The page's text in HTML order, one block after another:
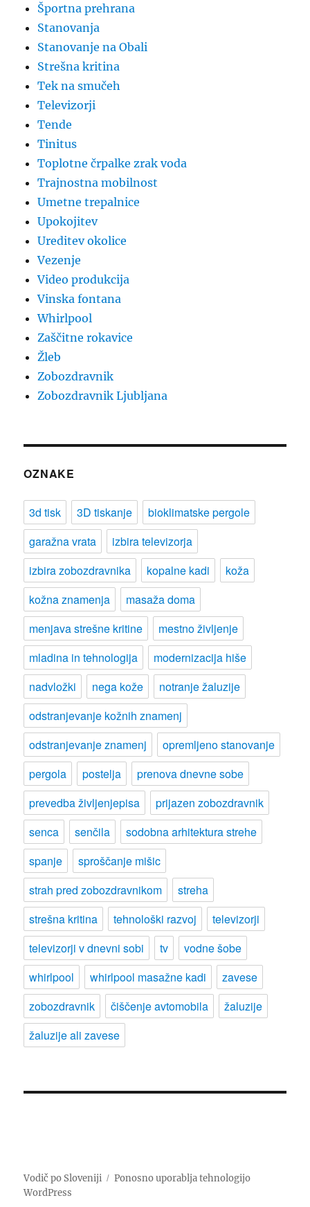
Športna prehrana
Stanovanja
Stanovanje na Obali
Strešna kritina
Tek na smučeh
Televizorji
Tende
Tinitus
Toplotne črpalke zrak voda
Trajnostna mobilnost
Umetne trepalnice
Upokojitev
Ureditev okolice
Vezenje
Video produkcija
Vinska fontana
Whirlpool
Zaščitne rokavice
Žleb
Zobozdravnik
Zobozdravnik Ljubljana
OZNAKE
3d tisk 3D tiskanje
bioklimatske pergole
garažna vrata
izbira televizorja
izbira zobozdravnika
kopalne kadi
koža
kožna znamenja
masaža doma
menjava strešne kritine
mestno življenje
mladina in tehnologija
modernizacija hiše
nadvložki
nega kože
notranje žaluzije
odstranjevanje kožnih znamenj
odstranjevanje znamenj
opremljeno stanovanje
pergola
postelja
prenova dnevne sobe
prevedba življenjepisa
prijazen zobozdravnik
senca
senčila
sodobna arhitektura strehe
spanje
sproščanje mišic
strah pred zobozdravnikom
streha
strešna kritina
tehnološki razvoj
televizorji
televizorji v dnevni sobi
tv
vodne šobe
whirlpool
whirlpool masažne kadi
zavese
zobozdravnik
čiščenje avtomobila
žaluzije
žaluzije ali zavese
Vodič po Sloveniji
Ponosno uporablja tehnologijo
WordPress